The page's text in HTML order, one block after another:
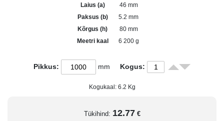
Laius (a)
46 mm
Paksus (b)
5.2 mm
Kõrgus (h)
80 mm
Meetri kaal
6 200 g
Pikkus: mm Kogus:
Kogukaal: 6.2 Kg
Tükihind: 12.77 €